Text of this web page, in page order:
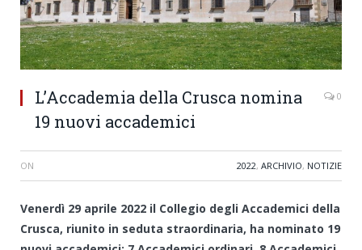
L’Accademia della Crusca nomina
19 nuovi accademici
0
ON 2022, ARCHIVIO, NOTIZIE
Venerdì 29 aprile 2022 il Collegio degli Accademici della
Crusca, riunito in seduta straordinaria, ha nominato 19